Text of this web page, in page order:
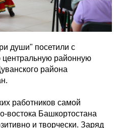
души" посетили с
центральную районную
района
работников самой
востока Башкортостана
и творчески. Заряд